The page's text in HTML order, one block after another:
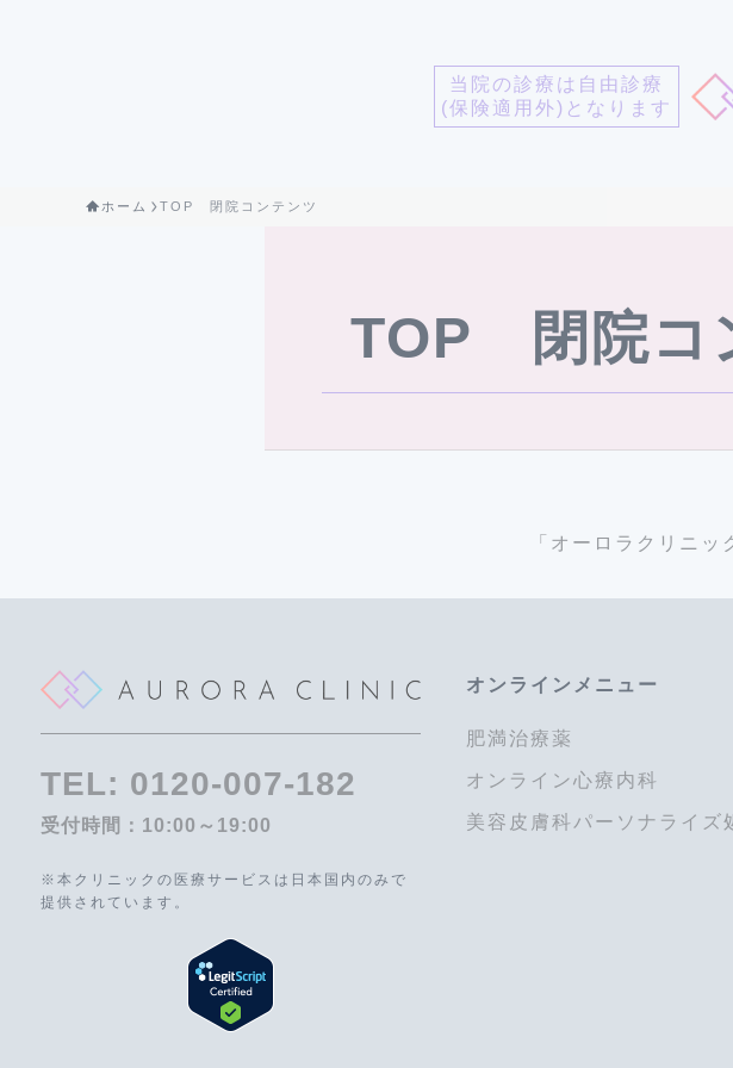
当院の診療は自由診療
(保険適用外)となります
ホーム TOP 閉院コンテンツ
TOP 閉院コ
「オーロラクリニ
TEL: 0120-007-182
受付時間：10:00～19:00
※本クリニックの医療サービスは日本国内のみで
提供されています。
オンラインメニュー
肥満治療薬
オンライン心療内科
美容皮膚科パーソナライズ